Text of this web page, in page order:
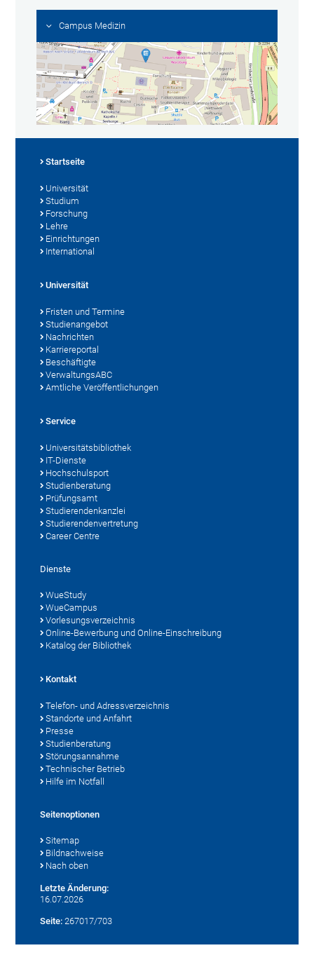
Campus Medizin
Startseite
Universität
Studium
Forschung
Lehre
Einrichtungen
International
Universität
Fristen und Termine
Studienangebot
Nachrichten
Karriereportal
Beschäftigte
VerwaltungsABC
Amtliche Veröffentlichungen
Service
Universitätsbibliothek
IT-Dienste
Hochschulsport
Studienberatung
Prüfungsamt
Studierendenkanzlei
Studierendenvertretung
Career Centre
Dienste
WueStudy
WueCampus
Vorlesungsverzeichnis
Online-Bewerbung und Online-Einschreibung
Katalog der Bibliothek
Kontakt
Telefon- und Adressverzeichnis
Standorte und Anfahrt
Presse
Studienberatung
Störungsannahme
Technischer Betrieb
Hilfe im Notfall
Seitenoptionen
Sitemap
Bildnachweise
Nach oben
Letzte Änderung:
16.07.2026
Seite: 267017/703